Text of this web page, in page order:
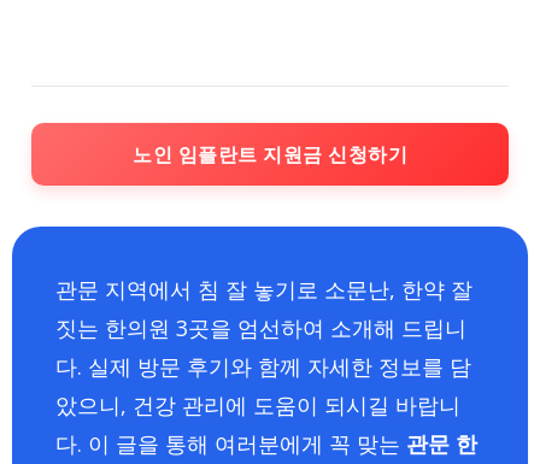
노인 임플란트 지원금 신청하기
관문 지역에서 침 잘 놓기로 소문난, 한약 잘
짓는 한의원 3곳을 엄선하여 소개해 드립니
다. 실제 방문 후기와 함께 자세한 정보를 담
았으니, 건강 관리에 도움이 되시길 바랍니
다. 이 글을 통해 여러분에게 꼭 맞는 관문 한